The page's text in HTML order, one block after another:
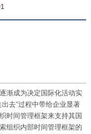
渐成为决定国际化活动实
去”过程中带给企业显著
时间管理框架来支持其国
组织内部时间管理框架的